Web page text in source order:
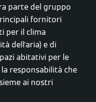
parte del gruppo
fornitori
per il clima
dell'aria) e di
abitativi per le
responsabilità che
ai nostri